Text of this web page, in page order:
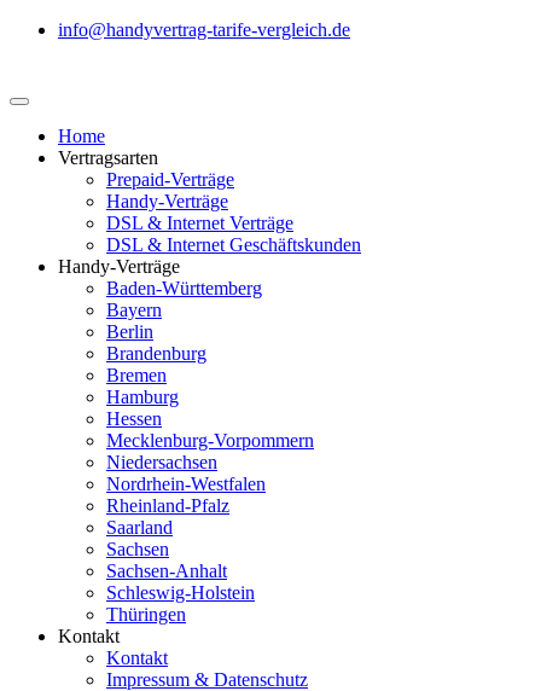
info@handyvertrag-tarife-vergleich.de
Home
Vertragsarten
Prepaid-Verträge
Handy-Verträge
DSL & Internet Verträge
DSL & Internet Geschäftskunden
Handy-Verträge
Baden-Württemberg
Bayern
Berlin
Brandenburg
Bremen
Hamburg
Hessen
Mecklenburg-Vorpommern
Niedersachsen
Nordrhein-Westfalen
Rheinland-Pfalz
Saarland
Sachsen
Sachsen-Anhalt
Schleswig-Holstein
Thüringen
Kontakt
Kontakt
Impressum & Datenschutz